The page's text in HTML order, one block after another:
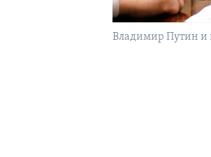
Владимир Путин и